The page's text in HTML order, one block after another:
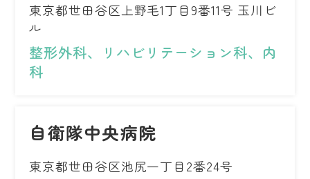
東京都世田谷区上野毛1丁目9番11号 玉川ビ
ル
整形外科、リハビリテーション科、内
科
自衛隊中央病院
東京都世田谷区池尻一丁目2番24号